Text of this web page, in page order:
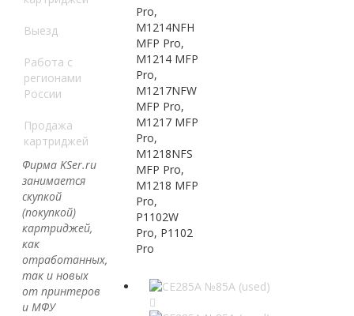
Выезд
Работа с
регионами
России
Продажа
картриджей
Фирма KSer.ru
занимается
скупкой
(покупкой)
картриджей,
как
отработанных,
так и новых
от принтеров
и МФУ
Pro,
M1214NFH
MFP Pro,
M1214 MFP
Pro,
M1217NFW
MFP Pro,
M1217 MFP
Pro,
M1218NFS
MFP Pro,
M1218 MFP
Pro,
P1102W
Pro, P1102
Pro